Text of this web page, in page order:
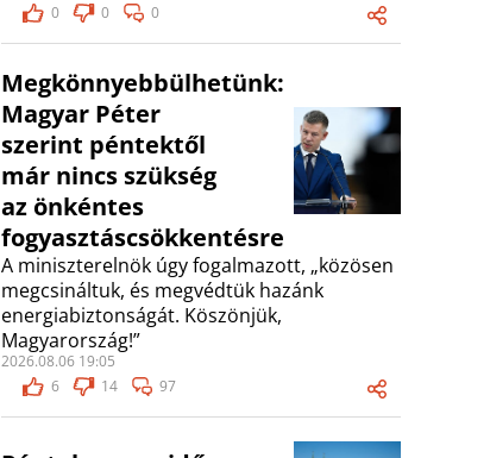
0
0 0
Megkönnyebbülhetünk:
Magyar Péter
szerint péntektől
már nincs szükség
az önkéntes
fogyasztáscsökkentésre
A miniszterelnök úgy fogalmazott, „közösen
megcsináltuk, és megvédtük hazánk
energiabiztonságát. Köszönjük,
Magyarország!”
2026.08.06 19:05
6
14 97